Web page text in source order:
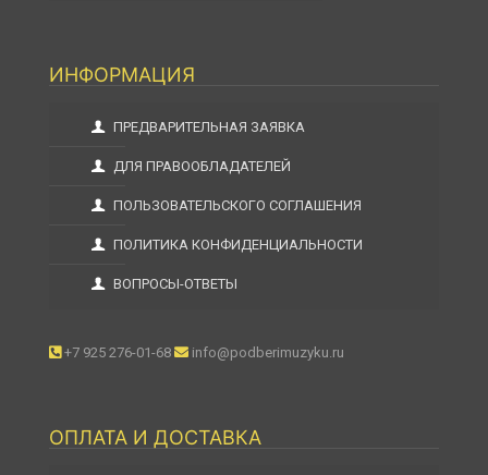
ИНФОРМАЦИЯ
ПРЕДВАРИТЕЛЬНАЯ ЗАЯВКА
ДЛЯ ПРАВООБЛАДАТЕЛЕЙ
ПОЛЬЗОВАТЕЛЬСКОГО СОГЛАШЕНИЯ
ПОЛИТИКА КОНФИДЕНЦИАЛЬНОСТИ
ВОПРОСЫ-ОТВЕТЫ
+7 925 276-01-68 info@podberimuzyku.ru
ОПЛАТА И ДОСТАВКА